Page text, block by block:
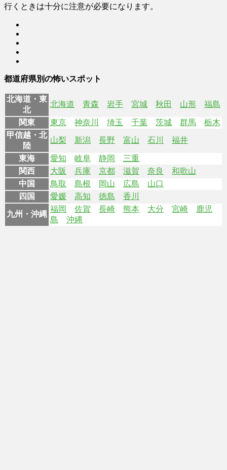
行くときは十分に注意が必要になります。
都道府県別の怖いスポット
北海道・東
北
北海道 青森 岩手 宮城 秋田 山形 福島
関東 東京 神奈川 埼玉 千葉 茨城 群馬
栃木
甲信越・北
陸
山梨 新潟 長野 富山 石川 福井
東海 愛知 岐阜 静岡
三重
関西
大阪 兵庫 京都 滋賀 奈良
和歌山
中国
鳥取 島根 岡山 広島
山口
四国
愛媛 高知 徳島 香川
九州・沖縄
福岡 佐賀 長崎 熊本 大分 宮崎
鹿児
島
沖縄